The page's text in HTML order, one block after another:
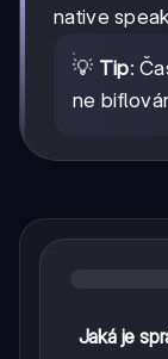
native
💡 Tip:
ne
Jaká je